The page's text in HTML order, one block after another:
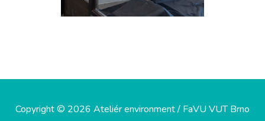
Copyright © 2026 Ateliér environment / FaVU VUT Brno